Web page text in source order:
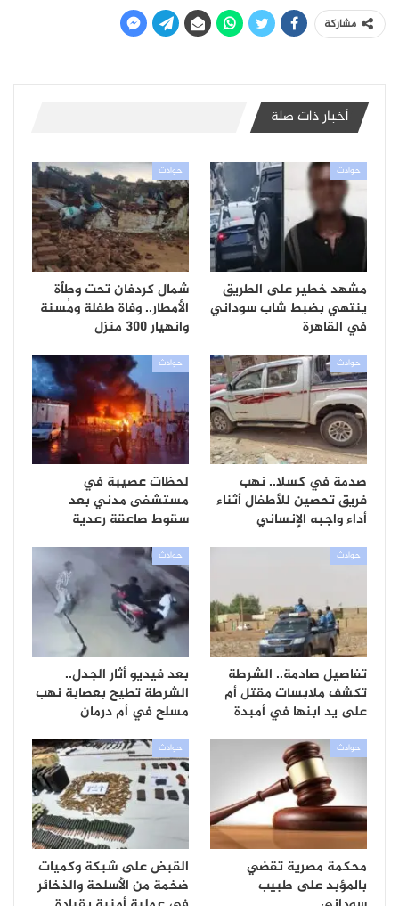
مشاركة
أخبار ذات صلة
حوادث
مشهد خطير على الطريق
ينتهي بضبط شاب سوداني
في القاهرة
حوادث
شمال كردفان تحت وطأة
الأمطار.. وفاة طفلة ومُسنة
وانهيار 300 منزل
حوادث
صدمة في كسلا.. نهب
فريق تحصين للأطفال أثناء
أداء واجبه الإنساني
حوادث
لحظات عصيبة في
مستشفى مدني بعد
سقوط صاعقة رعدية
حوادث
تفاصيل صادمة.. الشرطة
تكشف ملابسات مقتل أم
على يد ابنها في أمبدة
حوادث
بعد فيديو أثار الجدل..
الشرطة تطيح بعصابة نهب
مسلح في أم درمان
حوادث
محكمة مصرية تقضي
بالمؤبد على طبيب
حوادث
القبض على شبكة وكميات
ضخمة من الأسلحة والذخائر